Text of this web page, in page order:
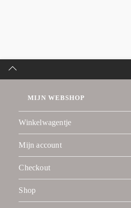
MIJN WEBSHOP
Winkelwagentje
Mijn account
Checkout
Shop